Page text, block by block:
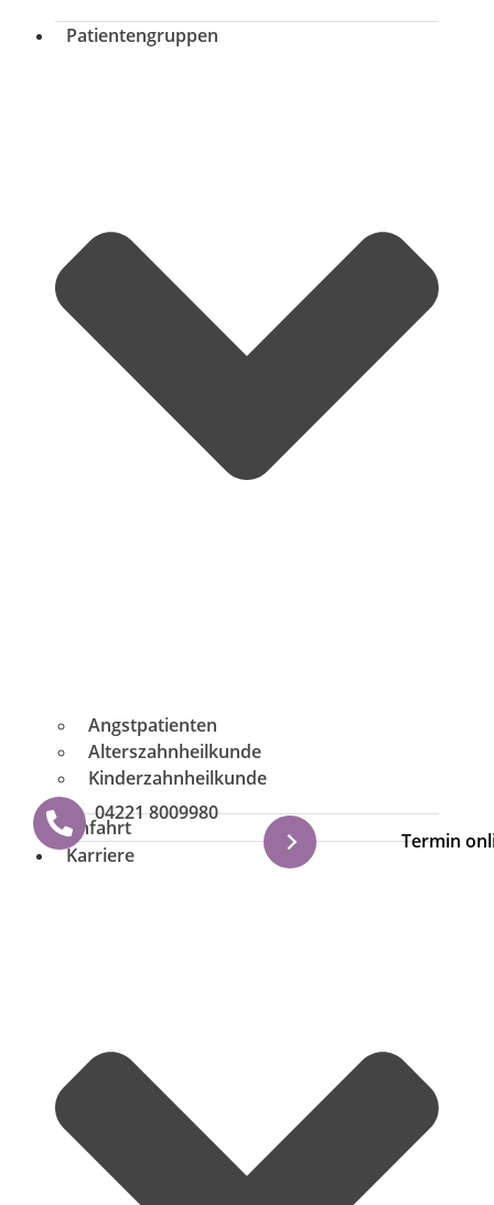
Patientengruppen
Angstpatienten
Alterszahnheilkunde
Kinderzahnheilkunde
Anfahrt
Karriere
04221 8009980
Termin